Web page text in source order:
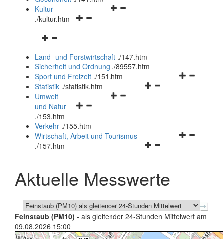
Navigationsmenü
Navigationsmenü
Kultur
./kultur.htm
Navigationsmenü
und
schließen
Land- und Forstwirtschaft ./147.htm
Sicherheit und Ordnung ./89557.htm
Navigationsmenü
Sport und Freizeit ./151.htm
Navigationsmenü
Statistik ./statistik.htm
Navigationsmenü
und
schließen
Umwelt
und Natur
./153.htm
Verkehr ./155.htm
Navigationsmenü
schließen
Wirtschaft, Arbeit und Tourismus
./157.htm
Aktuelle Messwerte
Feinstaub (PM10) - als gleitender 24-Stunden Mittelwert am
09.08.2026 15:00